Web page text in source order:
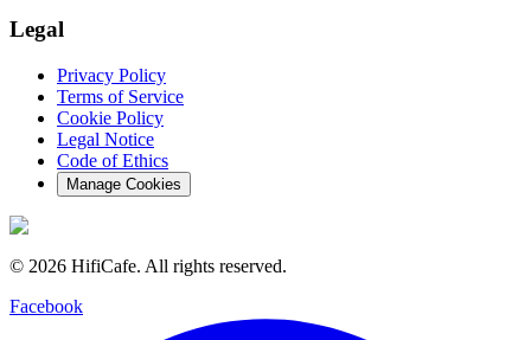
Legal
Privacy Policy
Terms of Service
Cookie Policy
Legal Notice
Code of Ethics
Manage Cookies
© 2026 HifiCafe. All rights reserved.
Facebook